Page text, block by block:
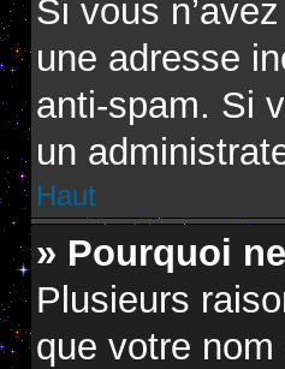
Si vous
une adresse
anti-spam. Si
un
Haut
» Pourquoi
Plusieurs
que votre